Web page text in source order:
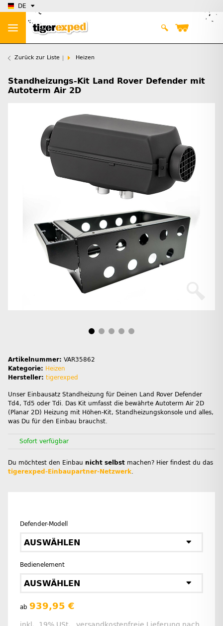
DE
Zurück zur Liste Heizen
Standheizungs-Kit Land Rover Defender mit
Autoterm Air 2D
Artikelnummer: VAR35862
Kategorie: Heizen
Hersteller: tigerexped
Unser Einbausatz Standheizung für Deinen Land Rover Defender
Td4, Td5 oder Tdi. Das Kit umfasst die bewährte Autoterm Air 2D
(Planar 2D) Heizung mit Höhen-Kit, Standheizungskonsole und alles,
was Du für den Einbau brauchst.
Sofort verfügbar
Du möchtest den Einbau nicht selbst machen? Hier findest du das
tigerexped-Einbaupartner-Netzwerk.
Defender-Modell
AUSWÄHLEN
Bedienelement
AUSWÄHLEN
ab 939,95 €